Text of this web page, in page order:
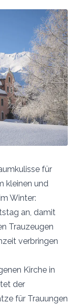
für
kleinen und
Winter:
an, damit
Trauzeugen
verbringen
Kirche in
der
für Trauungen